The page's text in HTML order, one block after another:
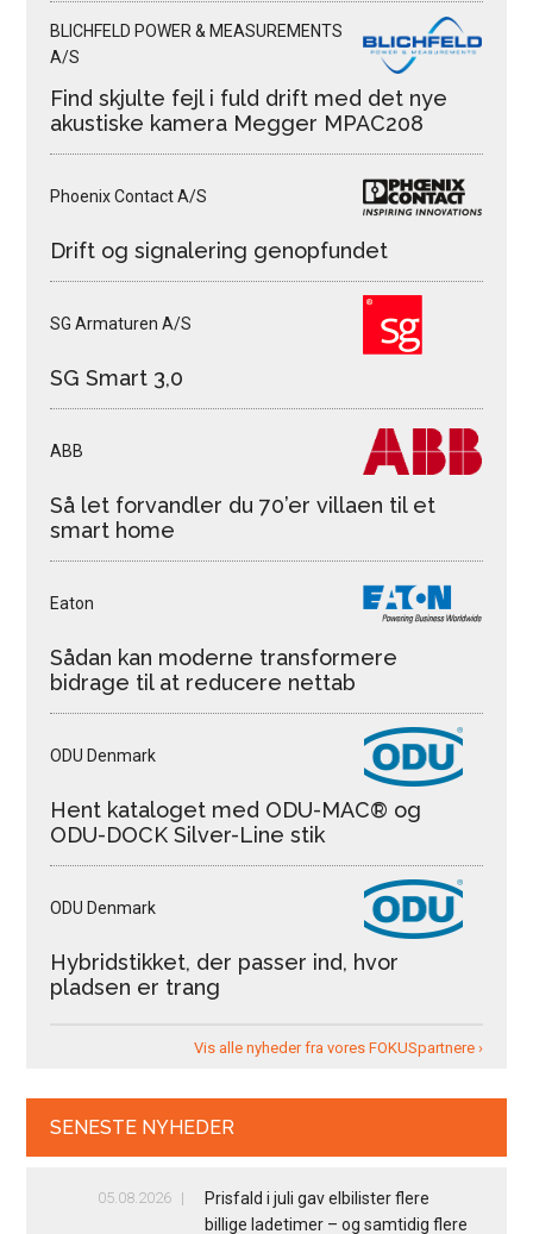
BLICHFELD POWER & MEASUREMENTS
A/S
Find skjulte fejl i fuld drift med det nye
akustiske kamera Megger MPAC208
Phoenix Contact A/S
Drift og signalering genopfundet
SG Armaturen A/S
SG Smart 3,0
ABB
Så let forvandler du 70’er villaen til et
smart home
Eaton
Sådan kan moderne transformere
bidrage til at reducere nettab
ODU Denmark
Hent kataloget med ODU-MAC® og
ODU-DOCK Silver-Line stik
ODU Denmark
Hybridstikket, der passer ind, hvor
pladsen er trang
Vis alle nyheder fra vores FOKUSpartnere ›
SENESTE NYHEDER
05.08.2026
Prisfald i juli gav elbilister flere
billige ladetimer – og samtidig flere